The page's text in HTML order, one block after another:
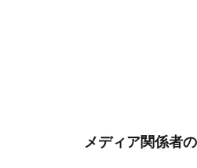
メディア関係者